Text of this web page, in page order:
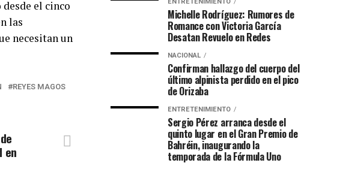
el cinco
las
necesitan un
REYES MAGOS
en
Michelle Rodríguez: Rumores de
Romance con Victoria García
Desatan Revuelo en Redes
NACIONAL
Confirman hallazgo del cuerpo del
último alpinista perdido en el pico
de Orizaba
ENTRETENIMIENTO
Sergio Pérez arranca desde el
quinto lugar en el Gran Premio de
Bahréin, inaugurando la
temporada de la Fórmula Uno